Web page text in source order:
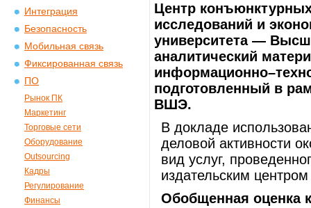
Интеграция
Безопасность
Мобильная связь
Фиксированная связь
ПО
Рынок ПК
Маркетинг
Торговые сети
Оборудование
Outsourcing
Кадры
Регулирование
Финансы
Центр
исследований и
университета —
аналитический
подготовленный в
ВШЭ.
В докладе
деловой активности
вид услуг,
издательским
Обобщенная оценка